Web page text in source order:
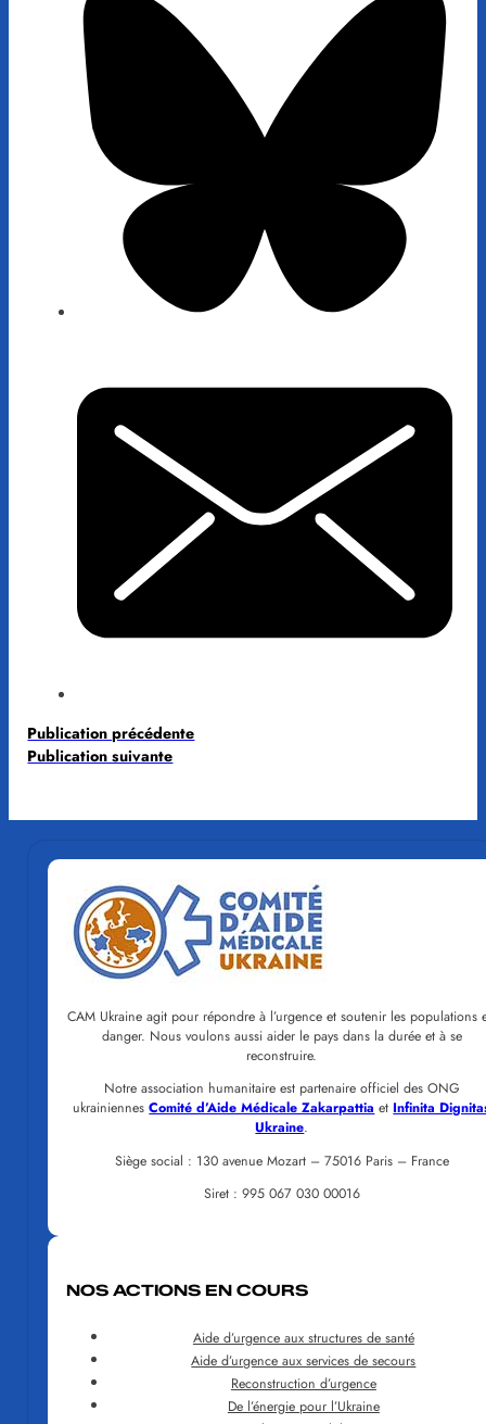
Publication précédente
Publication suivante
CAM Ukraine agit pour répondre à l’urgence et soutenir les populations
danger. Nous voulons aussi aider le pays dans la durée et à se
reconstruire.
Notre association humanitaire est partenaire officiel des ONG
ukrainiennesComité d’Aide Médicale Zakarpattia et Infinita
Ukraine.
Siège social : 130 avenue Mozart – 75016 Paris – France
Siret : 995 067 030 00016
NOS ACTIONS EN COURS
Aide d’urgence aux structures de santé
Aide d’urgence aux services de secours
Reconstruction d’urgence
De l’énergie pour l’Ukraine